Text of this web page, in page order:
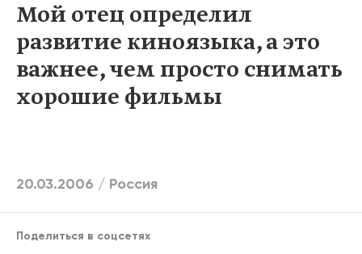
Мой отец определил
развитие киноязыка, а это
важнее, чем просто снимать
хорошие фильмы
20.03.2006 / Россия
Поделиться в соцсетях